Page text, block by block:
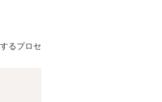
るプロセ